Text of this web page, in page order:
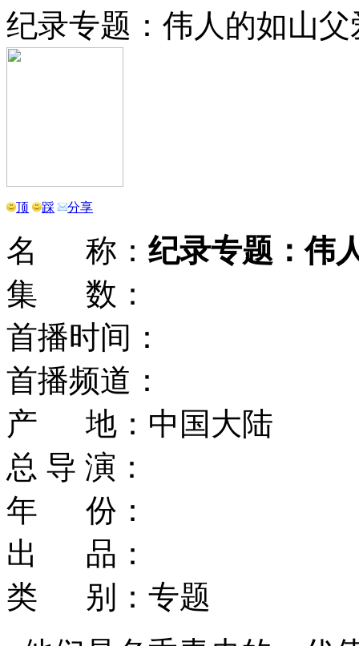
纪录专题：伟人的如山父
顶 踩 分享
名 称： 纪录专题：伟
集 数：
首播时间：
首播频道：
产 地：中国大陆
总 导 演：
年 份：
出 品：
类 别：专题